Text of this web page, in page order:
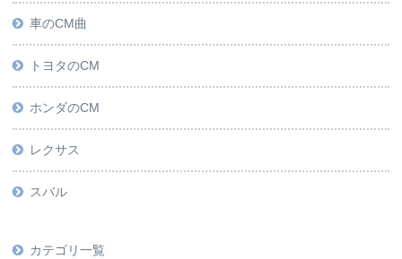
車のCM曲
トヨタのCM
ホンダのCM
レクサス
スバル
カテゴリ一覧